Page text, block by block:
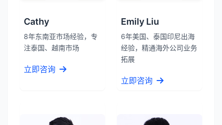
Cathy
8年东南亚市场经验，专
注泰国、越南市场
立即咨询
Emily Liu
6年美国、泰国印尼出海
经验，精通海外公司业务
拓展
立即咨询